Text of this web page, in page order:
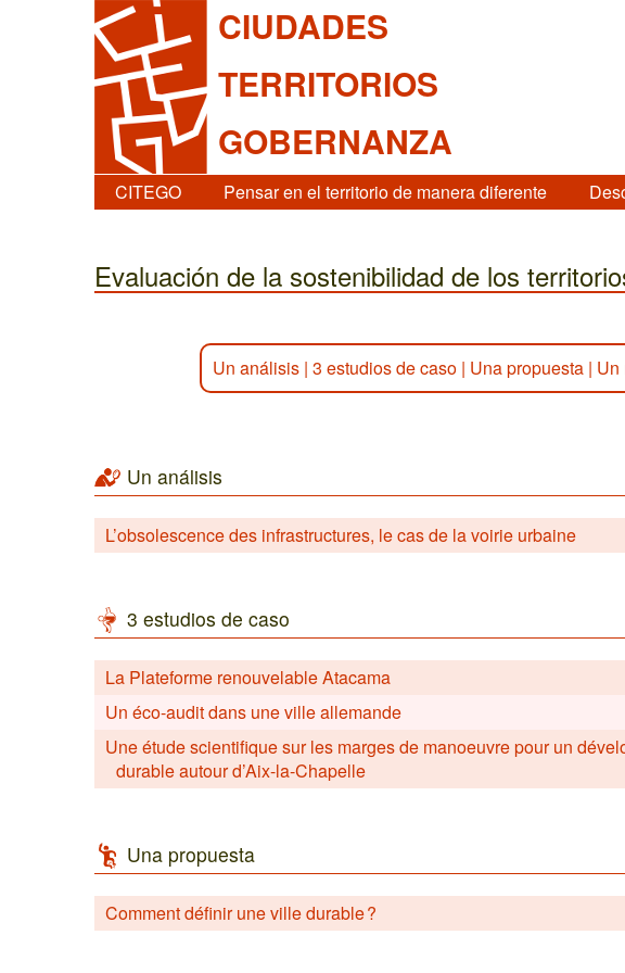
CIUDADES
TERRITORIOS
GOBERNANZA
CITEGO Pensar en el territorio de manera diferente
Evaluación de la sostenibilidad de los
Un análisis | 3 estudios de caso | Una propuesta | Un
Un análisis
L’obsolescence des infrastructures, le cas de la voirie urbaine
3 estudios de caso
La Plateforme renouvelable Atacama
Un éco-audit dans une ville allemande
Une étude scientifique sur les marges de manoeuvre pour un
durable autour d’Aix-la-Chapelle
Una propuesta
Comment définir une ville durable ?